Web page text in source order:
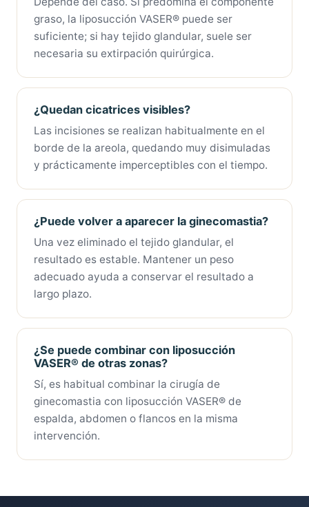
graso, la liposucción VASER® puede ser
suficiente; si hay tejido glandular, suele ser
necesaria su extirpación quirúrgica.
¿Quedan cicatrices visibles?
Las incisiones se realizan habitualmente en el
borde de la areola, quedando muy disimuladas
y prácticamente imperceptibles con el tiempo.
¿Puede volver a aparecer la ginecomastia?
Una vez eliminado el tejido glandular, el
resultado es estable. Mantener un peso
adecuado ayuda a conservar el resultado a
largo plazo.
¿Se puede combinar con liposucción
VASER® de otras zonas?
Sí, es habitual combinar la cirugía de
ginecomastia con liposucción VASER® de
espalda, abdomen o flancos en la misma
intervención.